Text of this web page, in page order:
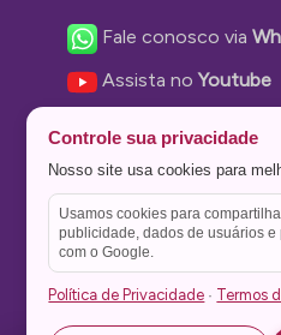
Fale conosco via
Assista noYoutube
Nos siga no
Nos siga noTwitter
Salve no
Controle sua privacidade
Nosso site usa cookies para
Usamos cookies para
publicidade, dados de usuários
com o Google.
Política de Privacidade · Termos